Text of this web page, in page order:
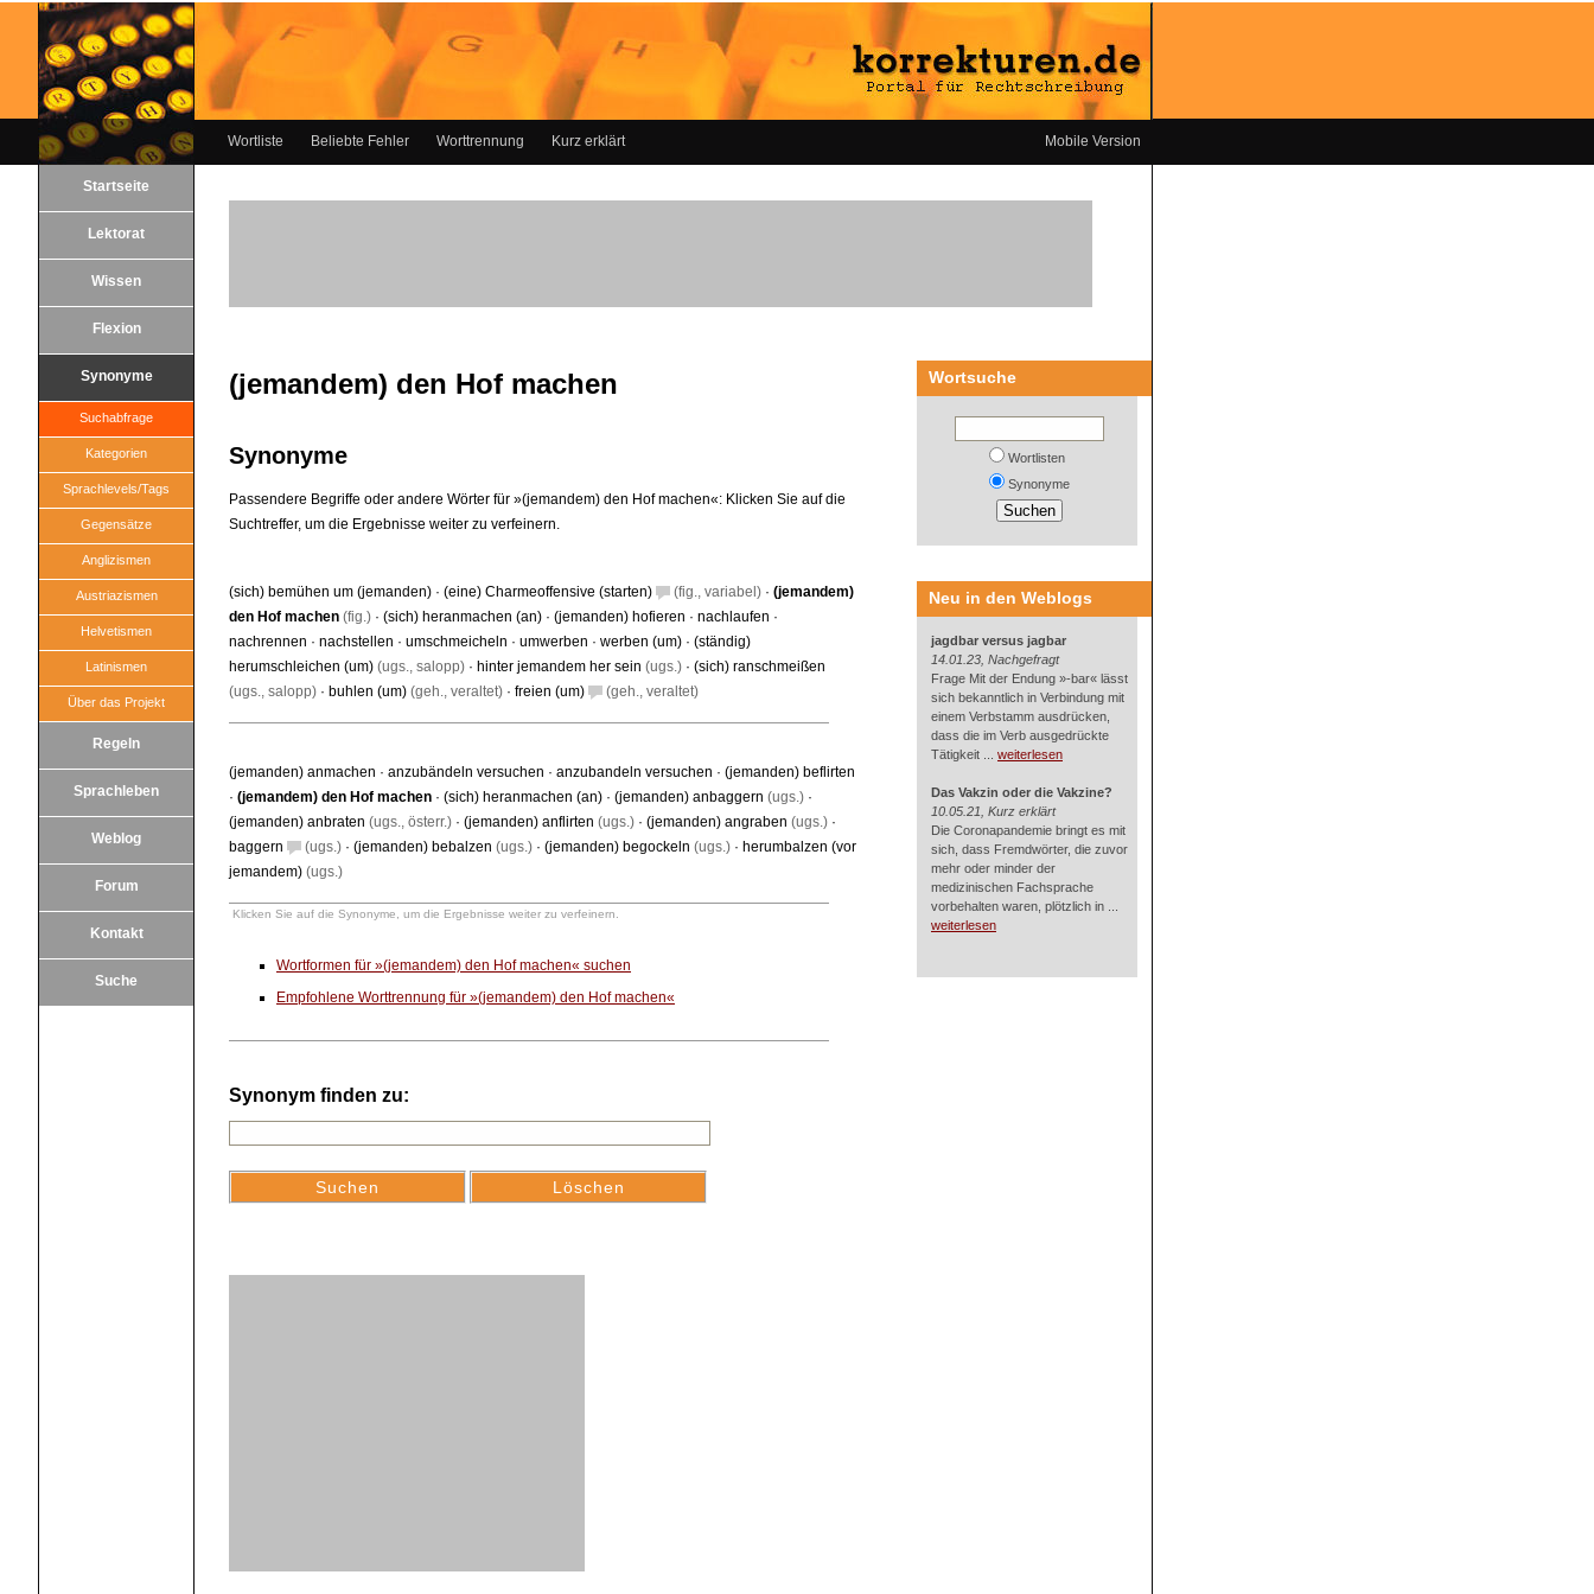
Wortliste Beliebte Fehler Worttrennung Kurz erklärt Mobile Version
Startseite
Lektorat
Wissen
Flexion
Synonyme
Suchabfrage
Kategorien
Sprachlevels/Tags
Gegensätze
Anglizismen
Austriazismen
Helvetismen
Latinismen
Über das Projekt
Regeln
Sprachleben
Weblog
Forum
Kontakt
Suche
(jemandem) den Hof machen
Synonyme
Passendere Begriffe oder andere Wörter für »(jemandem) den Hof machen«: Klicken Sie auf die
Suchtreffer, um die Ergebnisse weiter zu verfeinern.
(sich) bemühen um (jemanden) · (eine) Charmeoffensive (starten) (fig., variabel) · (jemandem)
den Hof machen (fig.) · (sich) heranmachen (an) · (jemanden) hofieren · nachlaufen ·
nachrennen · nachstellen · umschmeicheln · umwerben · werben (um) · (ständig)
herumschleichen (um) (ugs., salopp) · hinter jemandem her sein (ugs.) · (sich) ranschmeißen
(ugs., salopp) · buhlen (um) (geh., veraltet) · freien (um) (geh., veraltet)
(jemanden) anmachen · anzubändeln versuchen · anzubandeln versuchen · (jemanden) beflirten
· (jemandem) den Hof machen · (sich) heranmachen (an) · (jemanden) anbaggern (ugs.) ·
(jemanden) anbraten (ugs., österr.) · (jemanden) anflirten (ugs.) · (jemanden) angraben (ugs.) ·
baggern
(ugs.) · (jemanden) bebalzen (ugs.) · (jemanden) begockeln (ugs.) · herumbalzen (vor
jemandem) (ugs.)
Klicken Sie auf die Synonyme, um die Ergebnisse weiter zu verfeinern.
Wortformen für »(jemandem) den Hof machen« suchen
Empfohlene Worttrennung für »(jemandem) den Hof machen«
Synonym finden zu:
Wortsuche
Wortlisten
Synonyme
Neu in den Weblogs
jagdbar versus jagbar
14.01.23, Nachgefragt
Frage Mit der Endung »-bar« lässt
sich bekanntlich in Verbindung mit
einem Verbstamm ausdrücken,
dass die im Verb ausgedrückte
Tätigkeit ... weiterlesen
Das Vakzin oder die Vakzine?
10.05.21, Kurz erklärt
Die Coronapandemie bringt es mit
sich, dass Fremdwörter, die zuvor
mehr oder minder der
medizinischen Fachsprache
vorbehalten waren, plötzlich in ...
weiterlesen